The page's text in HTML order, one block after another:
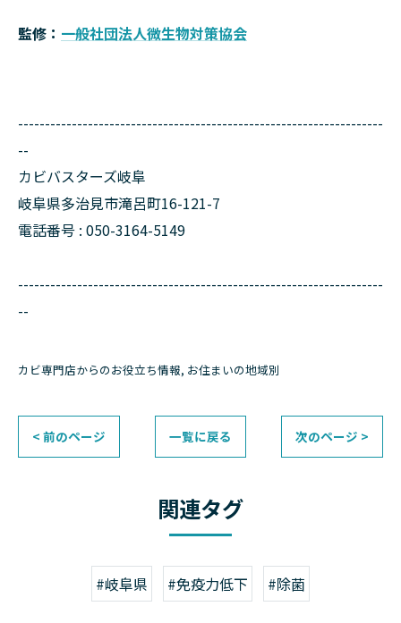
監修： 一般社団法人微生物対策協会
--------------------------------------------------------------------
--
カビバスターズ岐阜
岐阜県多治見市滝呂町16-121-7
電話番号 : 050-3164-5149
--------------------------------------------------------------------
--
カビ専門店からのお役立ち情報 お住まいの地域別
< 前のページ 一覧に戻る 次のページ >
関連タグ
#岐阜県 #免疫力低下 #除菌